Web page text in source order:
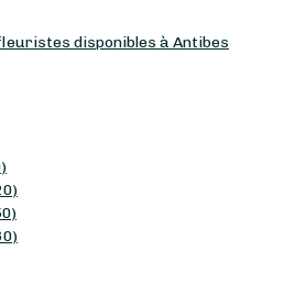
disponibles à Antibes